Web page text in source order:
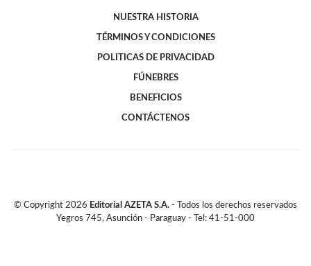
NUESTRA HISTORIA
TÉRMINOS Y CONDICIONES
POLITICAS DE PRIVACIDAD
FÚNEBRES
BENEFICIOS
CONTÁCTENOS
© Copyright 2026 Editorial AZETA S.A. - Todos los derechos reservados
Yegros 745, Asunción - Paraguay - Tel: 41-51-000